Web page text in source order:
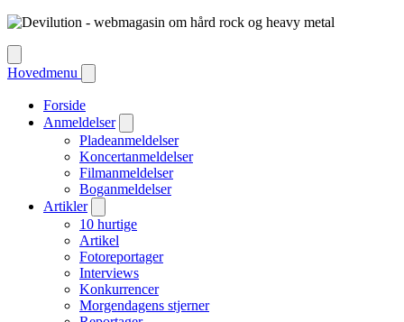
Hovedmenu
Forside
Anmeldelser
Pladeanmeldelser
Koncertanmeldelser
Filmanmeldelser
Boganmeldelser
Artikler
10 hurtige
Artikel
Fotoreportager
Interviews
Konkurrencer
Morgendagens stjerner